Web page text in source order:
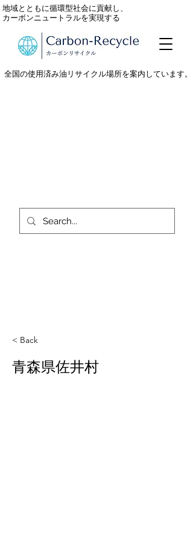
全国の使用済み油リサイクル場所を案内しています。
地域とともに循環型社会に貢献し、
カーボンニュートラルを実現する
< Back
青森県佐井村